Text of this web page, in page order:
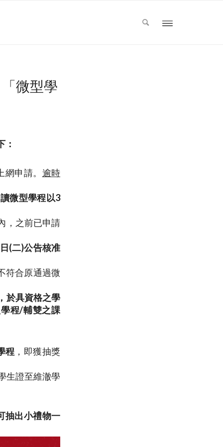
微型學
：
申請。 逾時
微型學程以3
，之前已申請
(二)公告核准
符合原通過微
於具資格之學
程/輔雙之課
程 ，即獲抽獎
生證至維澈學
抽出小禮物一